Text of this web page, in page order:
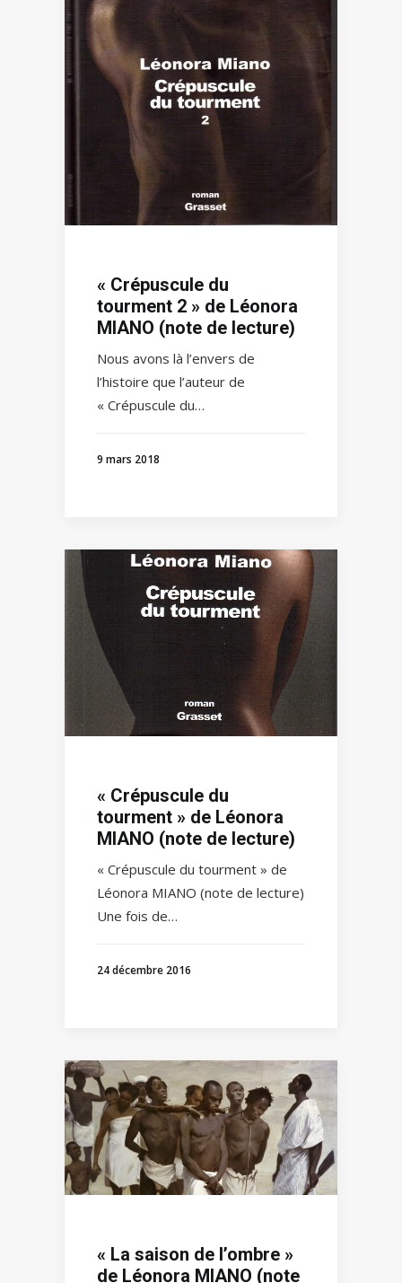
« Crépuscule du
tourment 2 » de Léonora
MIANO (note de lecture)
Nous avons là l’envers de
l’histoire que l’auteur de
« Crépuscule du…
9 mars 2018
« Crépuscule du
tourment » de Léonora
MIANO (note de lecture)
« Crépuscule du tourment » de
Léonora MIANO (note de lecture)
Une fois de…
24 décembre 2016
« La saison de l’ombre »
de Léonora MIANO (note